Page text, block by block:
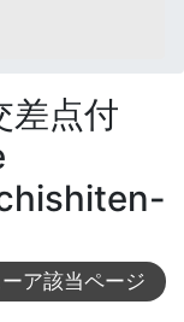
差点付
ーア該当ページ